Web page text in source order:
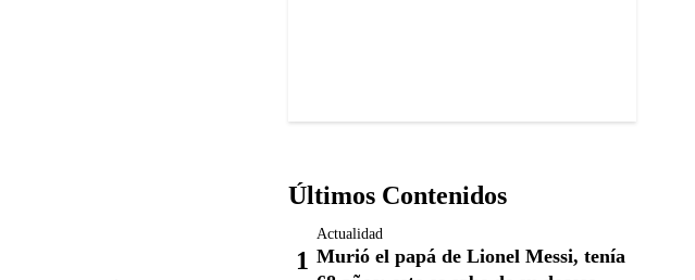
Últimos Contenidos
Actualidad
Murió el papá de Lionel Messi, tenía